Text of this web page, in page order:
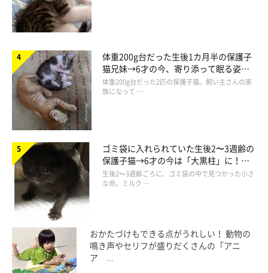
体重200g台だった生後1カ月半の保護子
猫兄妹→6才の今、寄り添って眠る姿に
ほっこり！
体重200g台だった2匹の保護子猫。飼い主さんの家
族になって …
ゴミ袋に入れられていた生後2〜3週齢の
保護子猫→6才の今は「大黒柱」に！
美しい黒猫に成長した姿にグッとくる
生後2〜3週齢ごろに、ゴミ袋の中で見つかった小さ
な命。ミルク …
おかたづけもできる点がうれしい！ 動物の
鳴き声やセリフが盛りだくさんの「アニ
ア ...